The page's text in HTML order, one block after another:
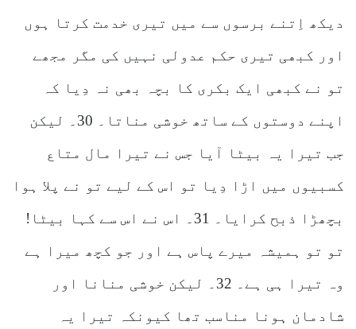
دیکھ اِتنے برسوں سے میں تیری خدمت کرتا ہوں
اور کبھی تیری حکم عدولی نہیں کی مگر مجھے
تو نے کبھی ایک بکری کا بچہ بھی نہ دِیا کہ
اپنے دوستوں کے ساتھ خوشی مناتا۔ 30۔ لیکن
جب تیرا یہ بیٹا آیا جس نے تیرا مال متاع
کسبیوں میں اڑا دِیا تو اس کے لیے تو نے پلا ہوا
بچھڑا ذبح کرایا۔ 31۔ اس نے اس سے کہا بیٹا!
تو تو ہمیشہ میرے پاس ہے اور جو کچھ میرا ہے
وہ تیرا ہی ہے۔ 32۔ لیکن خوشی منانا اور
شادمان ہونا مناسب تھا کیونکہ تیرا یہ